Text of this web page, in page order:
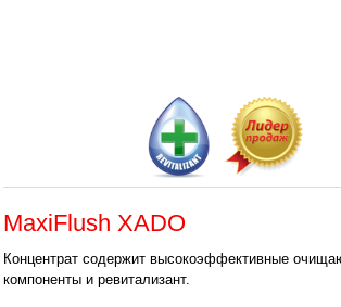
MaxiFlush XADO
Концентрат cодержит высокоэффективные
компоненты и ревитализант.